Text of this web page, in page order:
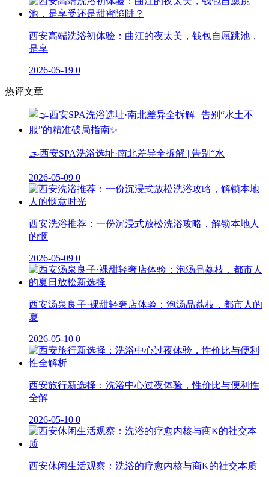
西安高端洗浴初体验：曲江的夜太美，钱包自愿跳池，
是享
2026-05-19 0
热评文章
🌫️西安SPA洗浴选址·南北差异全拆解 | 告别“水
2026-05-09 0
西安洗浴推荐：一份沉浸式放松洗浴攻略，解锁本地人
的惬
2026-05-09 0
西安汤泉良子·裸甜轻奢店体验：泡汤品荔枝，都市人的
夏
2026-05-10 0
西安旅行新选择：洗浴中心过夜体验，性价比与便利性
全解
2026-05-10 0
西安休闲生活观察：洗浴的疗愈内核与商K的社交本质